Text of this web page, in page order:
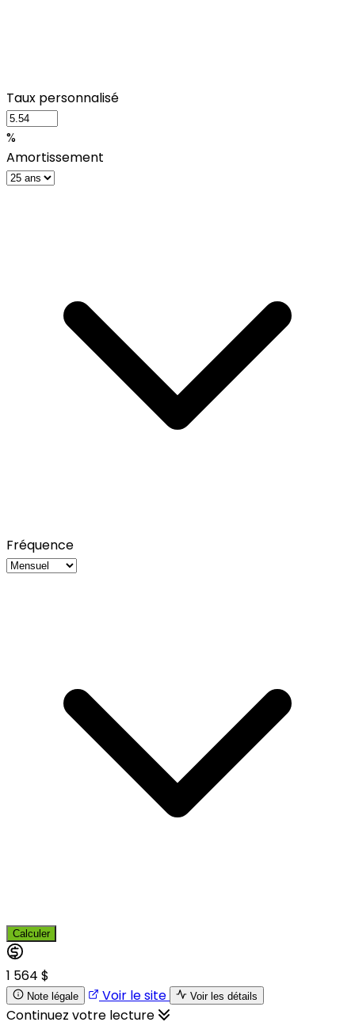
Taux personnalisé
%
Amortissement
Fréquence
Calculer
1 564 $
Note légale Voir le site Voir les détails
Continuez votre lecture